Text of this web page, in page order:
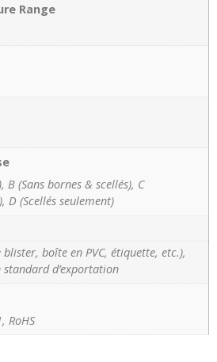
Range
B (Sans bornes & scellés), C
D (Scellés seulement)
boîte en PVC, étiquette, etc.),
d’exportation
RoHS